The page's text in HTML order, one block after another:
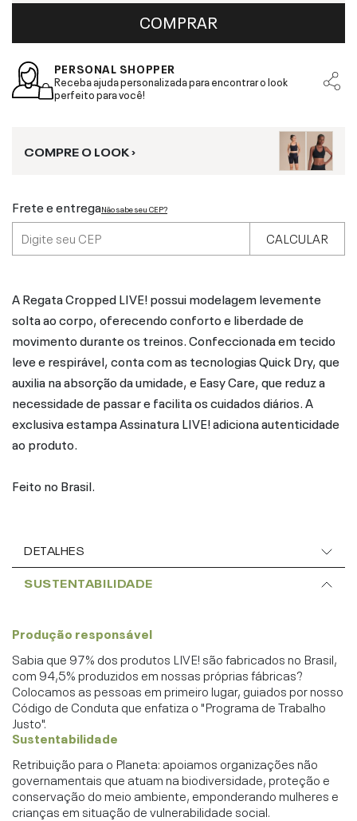
COMPRAR
PERSONAL SHOPPER
Receba ajuda personalizada para encontrar o look
perfeito para você!
COMPRE O LOOK ›
Frete e entregaNão sabe seu CEP?
CALCULAR
A Regata Cropped LIVE! possui modelagem levemente
solta ao corpo, oferecendo conforto e liberdade de
movimento durante os treinos. Confeccionada em tecido
leve e respirável, conta com as tecnologias Quick Dry, que
auxilia na absorção da umidade, e Easy Care, que reduz a
necessidade de passar e facilita os cuidados diários. A
exclusiva estampa Assinatura LIVE! adiciona autenticidade
ao produto.
Feito no Brasil.
DETALHES
SUSTENTABILIDADE
Produção responsável
Sabia que 97% dos produtos LIVE! são fabricados no Brasil,
com 94,5% produzidos em nossas próprias fábricas?
Colocamos as pessoas em primeiro lugar, guiados por nosso
Código de Conduta que enfatiza o "Programa de Trabalho
Justo".
Sustentabilidade
Retribuição para o Planeta: apoiamos organizações não
governamentais que atuam na biodiversidade, proteção e
conservação do meio ambiente, emponderando mulheres e
crianças em situação de vulnerabilidade social.